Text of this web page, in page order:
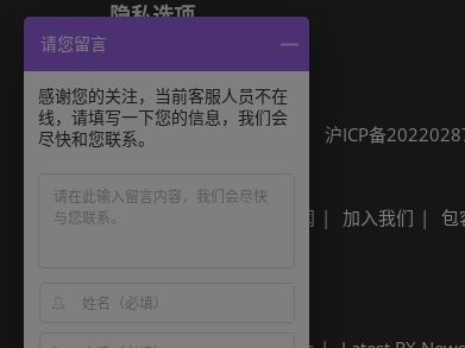
隐私选项
Cookie政策
展会信息
可持续发展 沪ICP备
Built by RX
其他励展展会 励展新闻 加入我们 包
Built by RX
请您留言
感谢您的关注，当前客服人员不在
线，请填写一下您的信息，我们会
尽快和您联系。